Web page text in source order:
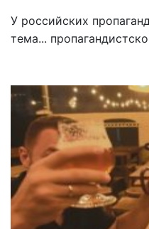
У российских
тема...